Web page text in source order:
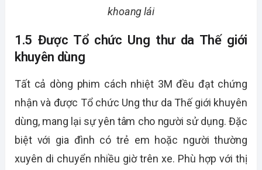
khoang lái
1.5 Được Tổ chức Ung thư da Thế giới
khuyên dùng
Tất cả dòng phim cách nhiệt 3M đều đạt chứng
nhận và được Tổ chức Ung thư da Thế giới khuyên
dùng, mang lại sự yên tâm cho người sử dụng. Đặc
biệt với gia đình có trẻ em hoặc người thường
xuyên di chuyển nhiều giờ trên xe. Phù hợp với thị